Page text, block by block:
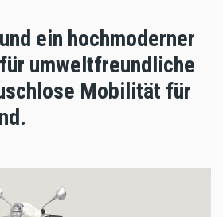
ein hochmoderner
umweltfreundliche
Mobilität für